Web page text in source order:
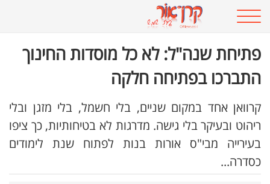
פתיחת שנה"ל: לא כל מוסדות החינוך
התברכו בפתיחה חלקה
קרוואן אחד במקום שניים, בלי חשמל, בלי מזגן ובלי
ריהוט ובעיקר בלי גישה. מדרגות לא בטיחותיות, כך ציפו
בעירייה מבי"ס אורות בנות לפתוח שנת לימודים
כסדרה...